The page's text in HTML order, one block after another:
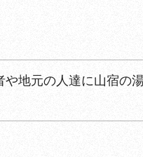
地元の人達に山宿の